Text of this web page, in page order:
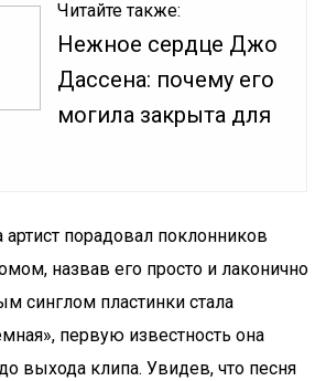
Читайте также:
Нежное сердце Джо
Дассена: почему его
могила закрыта для
артист порадовал поклонников
назвав его просто и лаконично
синглом пластинки стала
первую известность она
выхода клипа. Увидев, что песня